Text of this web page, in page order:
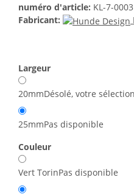
numéro d'article: KL-7-0003
Fabricant:
Largeur
20mmDésolé, votre
25mmPas disponible
Couleur
Vert TorinPas disponible